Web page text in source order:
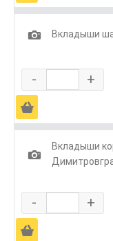
1
Вкладыши
- +
Ä
1
Вкладыши
- +
Ä